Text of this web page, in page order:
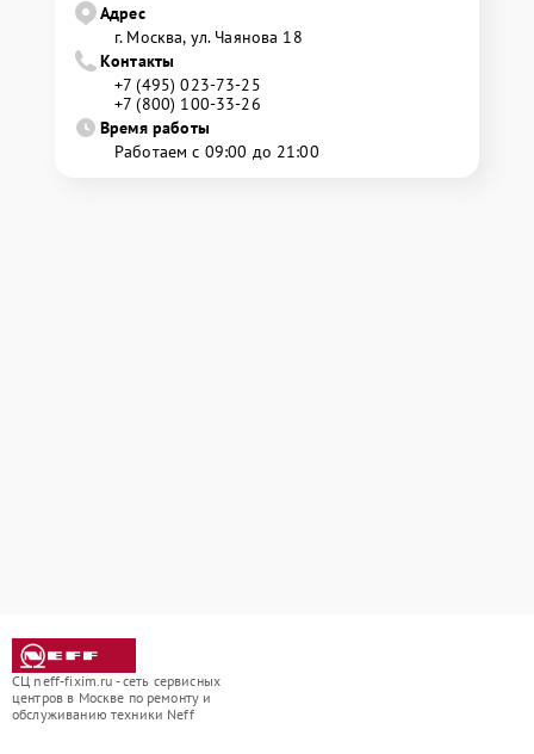
Адрес
г. Москва, ул. Чаянова 18
Контакты
+7 (495) 023-73-25
+7 (800) 100-33-26
Время работы
Работаем с 09:00 до 21:00
СЦ neff-fixim.ru - сеть сервисных
центров в Москве по ремонту и
обслуживанию техники Neff